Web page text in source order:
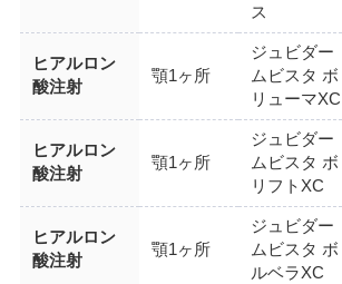
ス
ヒアルロン
酸注射
顎1ヶ所
ジュビダー
ムビスタ ボ
リューマXC
ヒアルロン
酸注射
顎1ヶ所
ジュビダー
ムビスタ ボ
リフトXC
ヒアルロン
酸注射
顎1ヶ所
ジュビダー
ムビスタ ボ
ルベラXC